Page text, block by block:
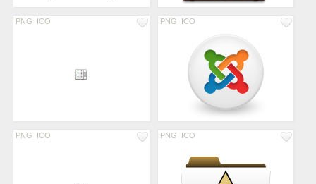
PNG ICO PNG ICO
PNG ICO PNG ICO